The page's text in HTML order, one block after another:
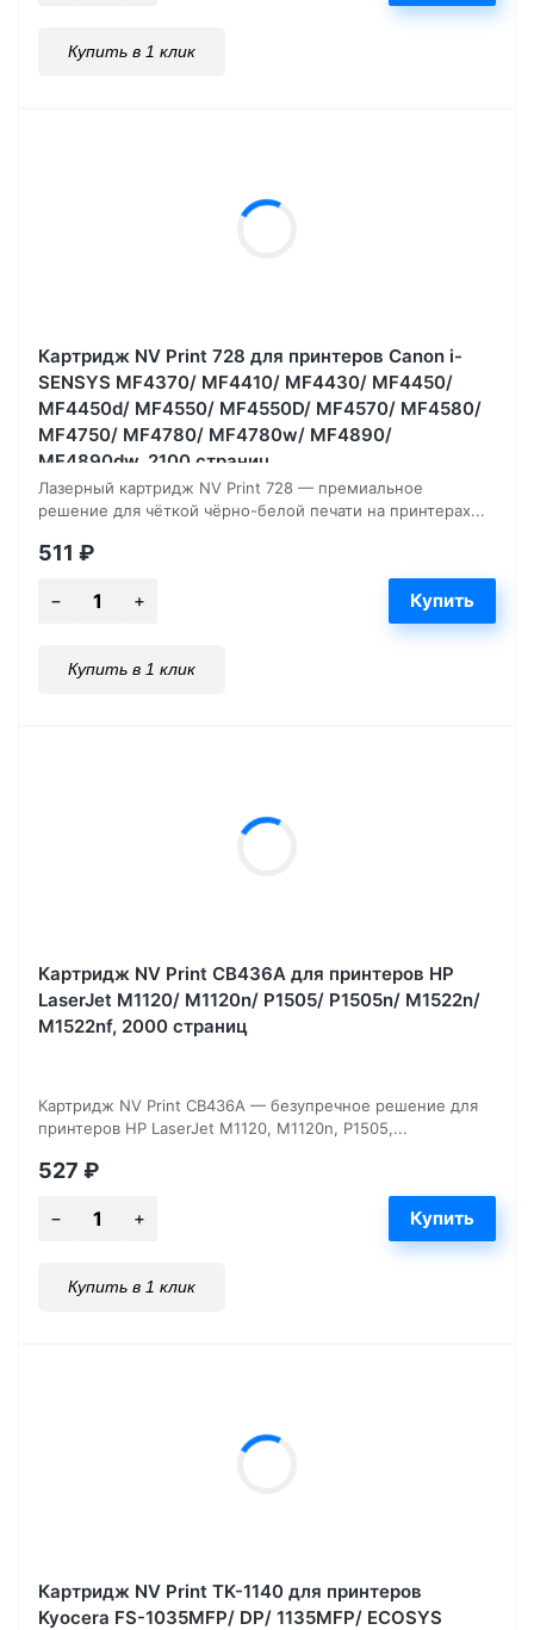
Купить в 1 клик
Картридж NV Print 728 для принтеров Canon i-
SENSYS MF4370/ MF4410/ MF4430/ MF4450/
MF4450d/ MF4550/ MF4550D/ MF4570/ MF4580/
MF4750/ MF4780/ MF4780w/ MF4890/
MF4890dw, 2100 страниц
Лазерный картридж NV Print 728 — премиальное
решение для чёткой чёрно-белой печати на принтерах...
511 ₽
Купить в 1 клик
Картридж NV Print CB436A для принтеров HP
LaserJet M1120/ M1120n/ P1505/ P1505n/ M1522n/
M1522nf, 2000 страниц
Картридж NV Print CB436A — безупречное решение для
принтеров HP LaserJet M1120, M1120n, P1505,...
527 ₽
Купить в 1 клик
Картридж NV Print TK-1140 для принтеров
Kyocera FS-1035MFP/ DP/ 1135MFP/ ECOSYS